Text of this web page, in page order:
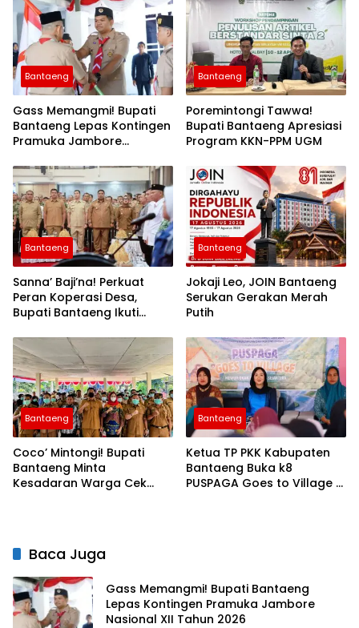
Bantaeng
Gass Memangmi! Bupati
Bantaeng Lepas Kontingen
Pramuka Jambore
Bantaeng
Poremintongi Tawwa!
Bupati Bantaeng Apresiasi
Program KKN-PPM UGM
Bantaeng
Sanna’ Baji’na! Perkuat
Peran Koperasi Desa,
Bupati Bantaeng Ikuti
Bantaeng
Jokaji Leo, JOIN Bantaeng
Serukan Gerakan Merah
Putih
Bantaeng
Coco’ Mintongi! Bupati
Bantaeng Minta
Kesadaran Warga Cek
Bantaeng
Ketua TP PKK Kabupaten
Bantaeng Buka k8
PUSPAGA Goes to Village di
Baca Juga
Gass Memangmi! Bupati Bantaeng
Lepas Kontingen Pramuka Jambore
Nasional XII Tahun 2026